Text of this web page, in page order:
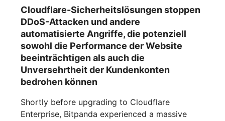
Cloudflare-Sicherheitslösungen stoppen
DDoS-Attacken und andere
automatisierte Angriffe, die potenziell
sowohl die Performance der Website
beeinträchtigen als auch die
Unversehrtheit der Kundenkonten
bedrohen können
Shortly before upgrading to Cloudflare
Enterprise, Bitpanda experienced a massive